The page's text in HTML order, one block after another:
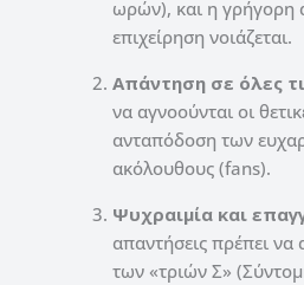
ωρών), και η γρήγορη
επιχείρηση νοιάζεται.
Απάντηση σε όλες
να αγνοούνται οι
ανταπόδοση των
ακόλουθους (fans).
Ψυχραιμία και
απαντήσεις πρέπει
των «τριών Σ»